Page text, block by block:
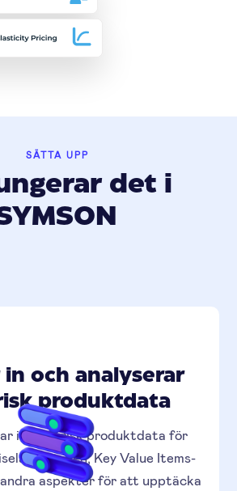
SÄTTA UPP
det i
in och analyserar
produktdata
in historisk produktdata för
Key Value Items-
aspekter för att upptäcka